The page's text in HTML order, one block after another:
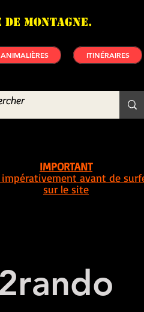
de montagne.
ITINÉRAIRES
IMPORTANT
impérativement avant de
sur le site
2rando